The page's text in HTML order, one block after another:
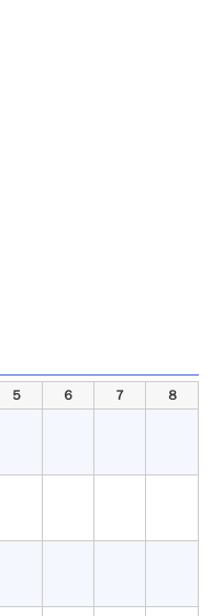
５ ６ ７ ８